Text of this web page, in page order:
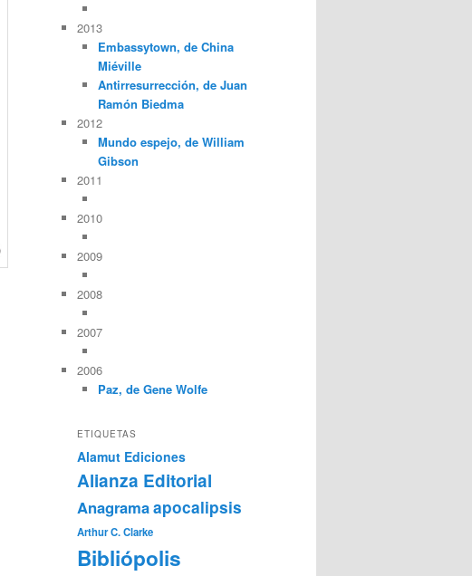
2013
Embassytown, de China
Miéville
Antirresurrección, de Juan
Ramón Biedma
2012
Mundo espejo, de William
Gibson
2011
2010
2009
2008
2007
2006
Paz, de Gene Wolfe
ETIQUETAS
Alamut Ediciones
Alianza Editorial
Anagramaapocalipsis
Arthur C. Clarke
Bibliópolis